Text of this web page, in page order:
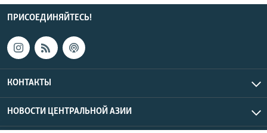
ПРИСОЕДИНЯЙТЕСЬ!
КОНТАКТЫ
НОВОСТИ ЦЕНТРАЛЬНОЙ АЗИИ